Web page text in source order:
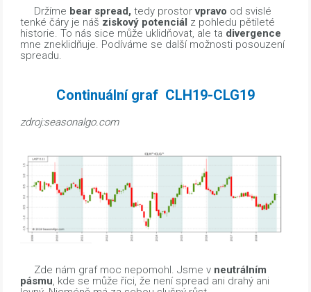
Držíme bear spread, tedy prostorvpravo od svislé
tenké čáry je náš ziskový potenciál z pohledu pětileté
historie. To nás sice může uklidňovat, ale ta divergence
mne zneklidňuje. Podíváme se další možnosti posouzení
spreadu.
Continuální graf CLH19-CLG19
zdroj:seasonalgo.com
Zde nám graf moc nepomohl. Jsme v neutrálním
pásmu, kde se může říci, že není spread ani drahý ani